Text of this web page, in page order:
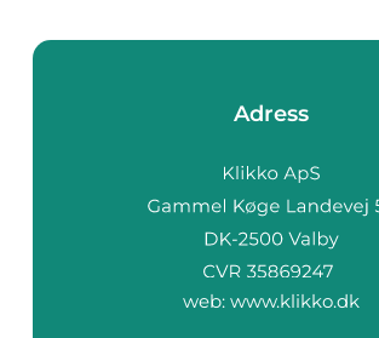
Adress
web: www.klikko.dk